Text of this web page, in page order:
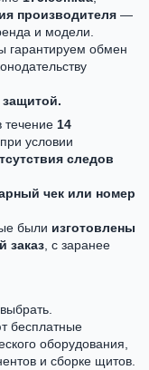
производителя —
и модели.
гарантируем обмен
течение 14
условии
следов
чек или номер
были изготовлены
заказ, с заранее
бесплатные
оборудования,
и сборке щитов.